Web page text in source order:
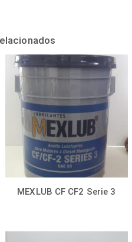
MEXLUB CF CF2 Serie 3